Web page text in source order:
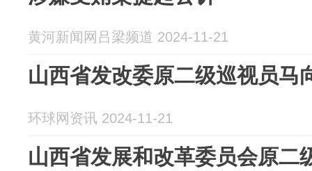
黄河新闻网吕梁频道 2024-11-21
山西省发改委原二级巡视员马
环球网资讯 2024-11-21
山西省发展和改革委员会原二